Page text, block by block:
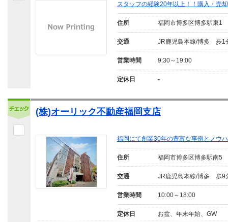
スタッフの経験20年以上！！購入・売
住所 福岡市博多区博多駅東1
交通 JR鹿児島本線/博多 歩1
営業時間 9:30～19:00
定休日 -
(株)オーリック不動産福岡支店
福岡にて創業30年の豊富な事例とノウ
住所 福岡市博多区博多駅南5
交通 JR鹿児島本線/博多 歩9
営業時間 10:00～18:00
定休日 お盆、年末年始、GW